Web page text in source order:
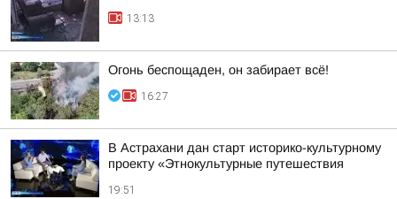
13:13
Огонь беспощаден, он забирает всё!
16:27
В Астрахани дан старт историко-культурному
проекту «Этнокультурные путешествия
19:51